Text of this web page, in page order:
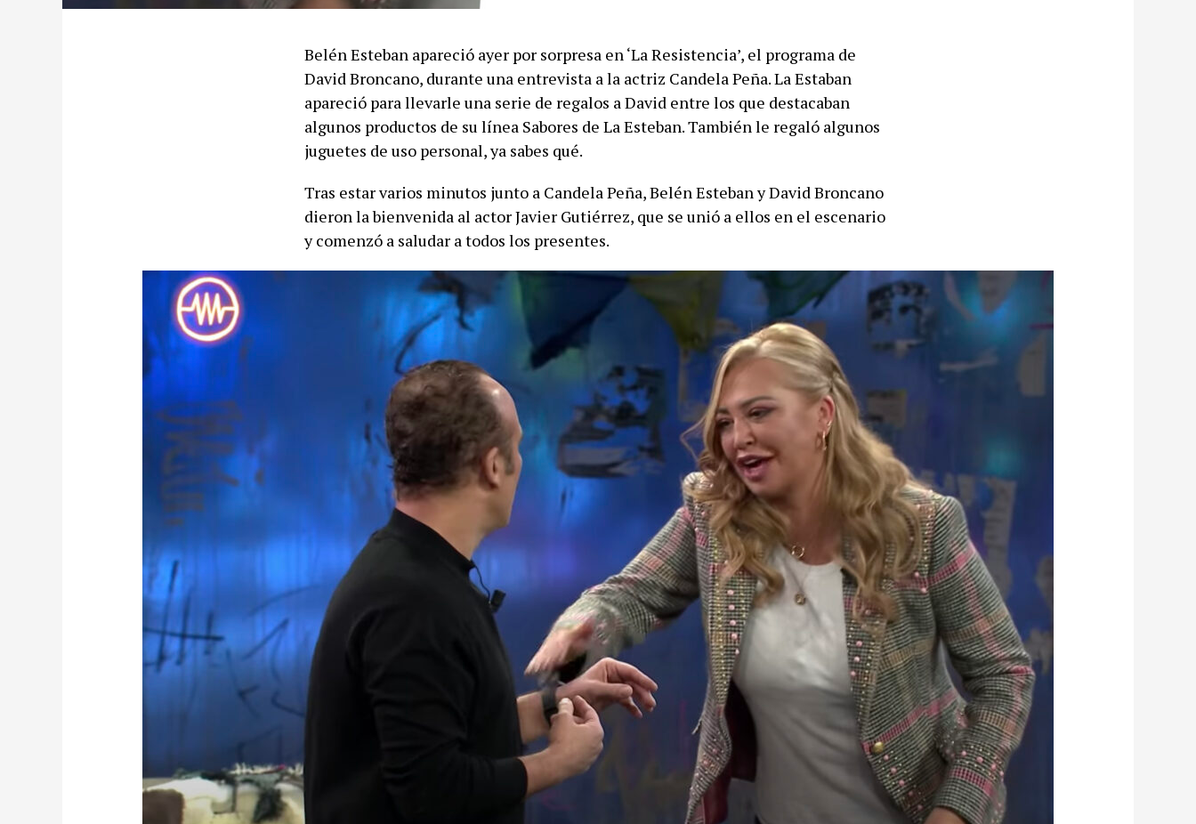
Belén Esteban apareció ayer por sorpresa en ‘La Resistencia’, el programa de
David Broncano, durante una entrevista a la actriz Candela Peña. La Estaban
apareció para llevarle una serie de regalos a David entre los que destacaban
algunos productos de su línea Sabores de La Esteban. También le regaló algunos
juguetes de uso personal, ya sabes qué.
Tras estar varios minutos junto a Candela Peña, Belén Esteban y David Broncano
dieron la bienvenida al actor Javier Gutiérrez, que se unió a ellos en el escenario
y comenzó a saludar a todos los presentes.